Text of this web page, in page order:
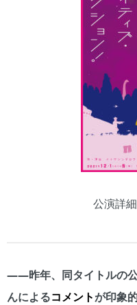
公演詳
――昨年、同タイトルの
んによるコメントが印象